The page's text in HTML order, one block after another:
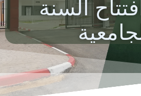
السنة